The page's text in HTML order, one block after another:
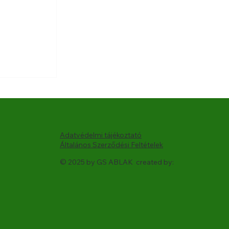
Adatvédelmi tájékoztató
Általános Szerződési Feltételek
© 2025 by GS ABLAK created by: